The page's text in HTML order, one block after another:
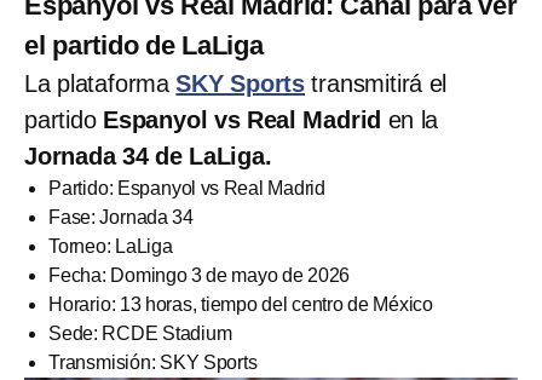
el partido de LaLiga
La plataformaSKY Sports transmitirá el
partido Espanyol vs Real Madrid en la
Jornada 34 de LaLiga.
Partido: Espanyol vs Real Madrid
Fase: Jornada 34
Torneo: LaLiga
Fecha: Domingo 3 de mayo de 2026
Horario: 13 horas, tiempo del centro de México
Sede: RCDE Stadium
Transmisión: SKY Sports